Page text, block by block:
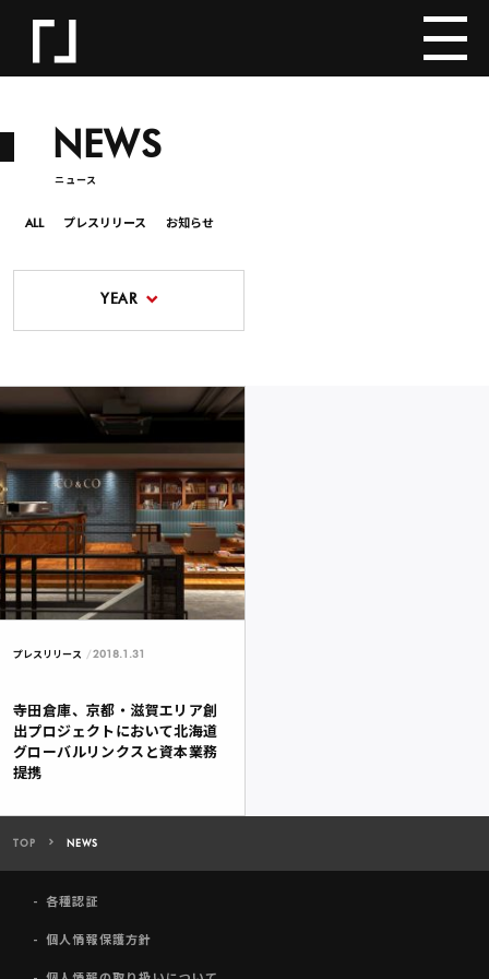
NEWS
ニュース
ALL プレスリリース お知らせ
YEAR
プレスリリース 2018.1.31
寺田倉庫、京都・滋賀エリア創
出プロジェクトにおいて北海道
グローバルリンクスと資本業務
提携
TOP NEWS
各種認証
個人情報保護方針